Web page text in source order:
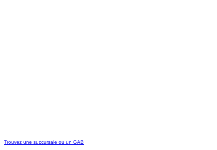
Trouvez une succursale ou un GAB